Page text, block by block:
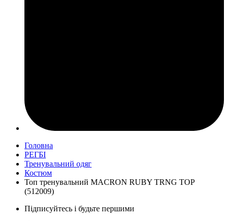
Головна
РЕГБІ
Тренувальний одяг
Костюм
Топ тренувальний MACRON RUBY TRNG TOP
(512009)
Підписуйтесь і будьте першими